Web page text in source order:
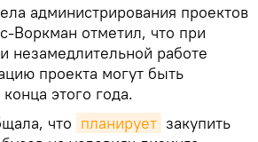
администрирования проектов
Воркман отметил, что при
незамедлительной работе
проекта могут быть
этого года.
что планирует закупить